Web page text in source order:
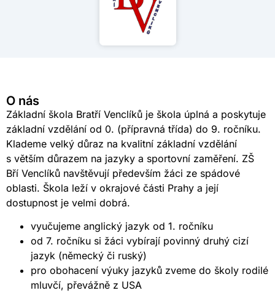
O nás
Základní škola Bratří Venclíků je škola úplná a poskytuje
základní vzdělání od 0. (přípravná třída) do 9. ročníku.
Klademe velký důraz na kvalitní základní vzdělání
s větším důrazem na jazyky a sportovní zaměření. ZŠ
Bří Venclíků navštěvují především žáci ze spádové
oblasti. Škola leží v okrajové části Prahy a její
dostupnost je velmi dobrá.
vyučujeme anglický jazyk od 1. ročníku
od 7. ročníku si žáci vybírají povinný druhý cizí
jazyk (německý či ruský)
pro obohacení výuky jazyků zveme do školy rodilé
mluvčí, převážně z USA